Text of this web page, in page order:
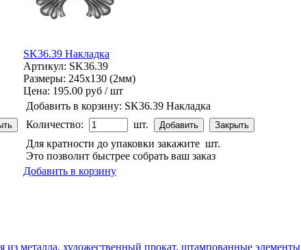
SK36.39 Накладка
Артикул: SK36.39
Размеры: 245x130 (2мм)
Цена: 195.00 руб / шт
Добавить в корзину: SK36.39 Накладка
Количество:
шт.
Для кратности до упаковки закажите шт.
Это позволит быстрее собрать ваш заказ
Добавить в корзину
из металла, художественный прокат, штампованные элементы